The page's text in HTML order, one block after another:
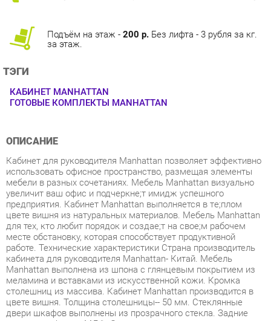
ТЭГИ
ГОТОВЫЕ КОМПЛЕКТЫ MANHATTAN
ОПИСАНИЕ
использовать офисное пространство, размещая элементы
мебели в разных сочетаниях. Мебель Manhattan визуально
увеличит ваш офис и подчеркнe;т имидж успешного
предприятия. Кабинет Manhattan выполняется в тe;плом
цвете вишня из натуральных материалов. Мебель Manhattan
для тех, кто любит порядок и создаe;т на своe;м рабочем
месте обстановку, которая способствует продуктивной
работе. Технические характеристики Страна производитель
кабинета для руководителя Manhattan- Китай. Мебель
Manhattan выполнена из шпона с глянцевым покрытием из
меламина и вставками из искусственной кожи. Кромка
столешниц из массива. Кабинет Manhattan производится в
цвете вишня. Толщина столешницы-- 50 мм. Стеклянные
двери шкафов выполнены из прозрачного стекла. Задние
стенки шкафов из МДФ. Опоры столов регулируются по
высоте, благодаря чему мебель остаe;тся устойчивой на
неровной поверхности. Верхний ящик тумбы запирается на
замок.